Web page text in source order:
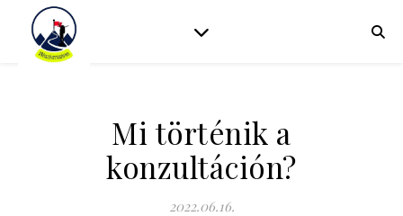
Mi történik a
konzultáción?
2022.06.16.